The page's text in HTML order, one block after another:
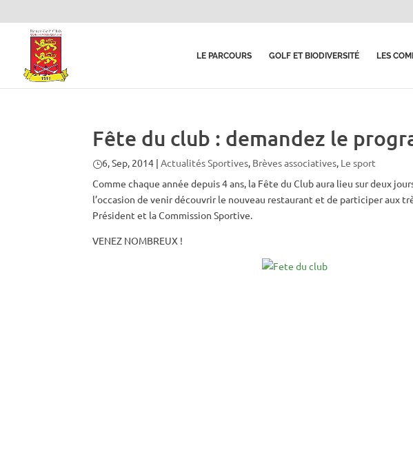
LE PARCOURS GOLF ET BIODIVERSITÉ LES
Fête du club : demandez le
6, Sep, 2014 |Actualités Sportives, Brèves associatives, Le sport
Comme chaque année depuis 4 ans, la Fête du Club aura lieu sur deux
l’occasion de venir découvrir le nouveau restaurant et de participer aux
Président et la Commission Sportive.
VENEZ NOMBREUX !